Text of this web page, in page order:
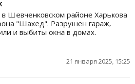
Шевченковском районе Харькова
"Шахед". Разрушен гараж,
и выбиты окна в домах.
21 января 2025, 15:25